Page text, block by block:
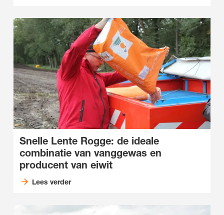
Snelle Lente Rogge: de ideale
combinatie van vanggewas en
producent van eiwit
Lees verder